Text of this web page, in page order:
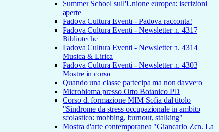
Summer School sull'Unione europea: iscrizioni
aperte
Padova Cultura Eventi - Padova racconta!
Padova Cultura Eventi - Newsletter n. 4317
Biblioteche
Padova Cultura Eventi - Newsletter n. 4314
Musica & Lirica
Padova Cultura Eventi - Newsletter n. 4303
Mostre in corso
Quando una classe partecipa ma non davvero
Microbioma presso Orto Botanico PD
Corso di formazione MIM Sofia dal titolo
"Sindrome da stress occupazionale in ambito
scolastico: mobbing, burnout, stalking"
Mostra d'arte contemporanea "Giancarlo Zen. La